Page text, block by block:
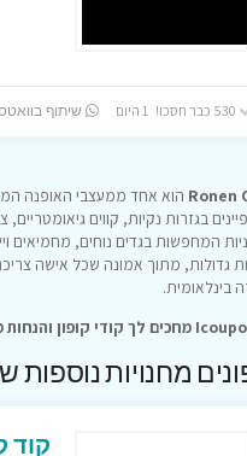
שיתוף
Ronen הוא אחד ממעצבי האופנה
בגזרות נקיות, קווים
המחפשות בגדים נוחים, מחמיאים
גדולות, מתוך אמונה שכל אישה
בינלאומית.
מחנויות נוספות